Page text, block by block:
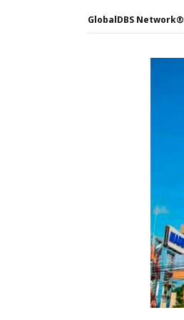
GlobalDBS Network®